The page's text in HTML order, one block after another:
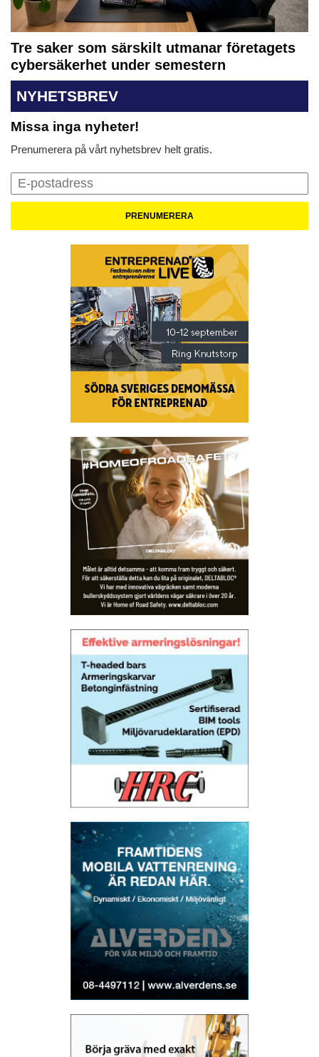
Tre saker som särskilt utmanar företagets
cybersäkerhet under semestern
NYHETSBREV
Missa inga nyheter!
Prenumerera på vårt nyhetsbrev helt gratis.